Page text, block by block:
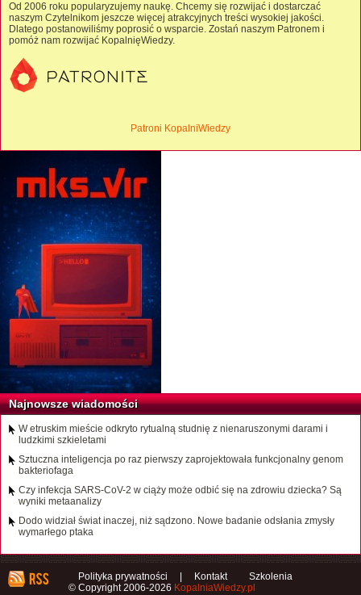
Od 2006 roku popularyzujemy naukę. Chcemy się rozwijać i dostarczać
naszym Czytelnikom jeszcze więcej atrakcyjnych treści wysokiej jakości.
Dlatego postanowiliśmy poprosić o wsparcie. Zostań naszym Patronem i
pomóż nam rozwijać KopalnięWiedzy.
Patroni KopalniWiedzy
Najnowsze wiadomości
W etruskim mieście odkryto rytualną studnię z nienaruszonymi darami i
ludzkimi szkieletami
Sztuczna inteligencja po raz pierwszy zaprojektowała funkcjonalny genom
bakteriofaga
Czy infekcja SARS-CoV-2 w ciąży może odbić się na zdrowiu dziecka? Są
wyniki metaanalizy
Dodo widział świat inaczej, niż sądzono. Nowe badanie odsłania zmysły
wymarłego ptaka
Polityka prywatności Kontakt
Szkolenia
© Copyright 2006-2026 KopalniaWiedzy.pl